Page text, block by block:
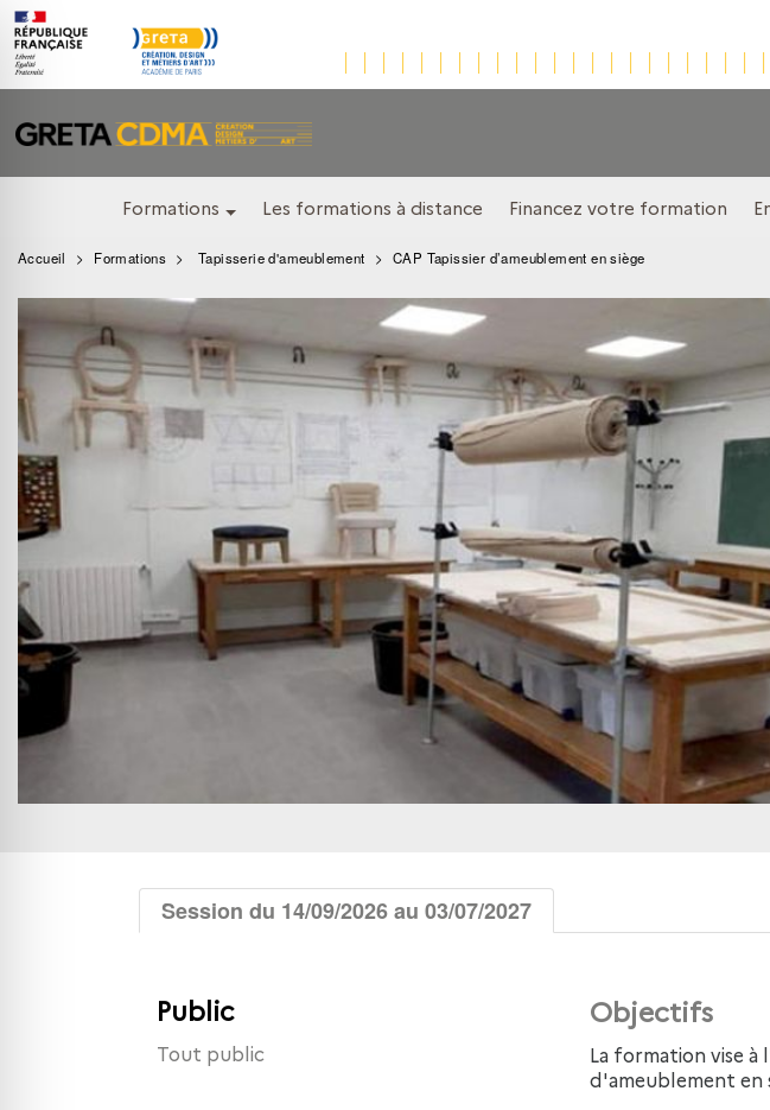
Formations Les formations à distance Financez votre formation
Accueil Formations Tapisserie d'ameublement CAP Tapissier d’ameublement en siège
Session du 14/09/2026 au 03/07/2027
Public
Tout public
Objectifs
La formation vise à l'acquisition des blocs de compétences du CAP Tapissier-tapissière
d'ameublement en